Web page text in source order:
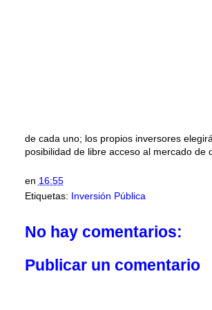
de cada uno; los propios inversores
posibilidad de libre acceso al mercado de
en 16:55
Etiquetas: Inversión Pública
No hay comentarios:
Publicar un comentario